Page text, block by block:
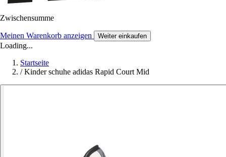
Zwischensumme
Meinen Warenkorb anzeigen Weiter einkaufen
Loading...
Startseite
/ Kinder schuhe adidas Rapid Court Mid